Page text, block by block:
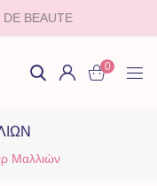
BEAUTE
0
Μαλλιών